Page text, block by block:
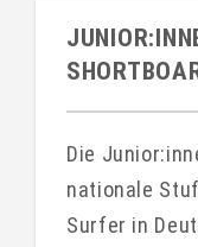
Die
nationale
Surfer in